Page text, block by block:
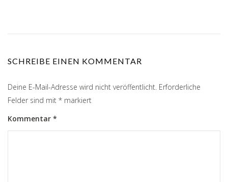
SCHREIBE EINEN KOMMENTAR
Deine E-Mail-Adresse wird nicht veröffentlicht. Erforderliche
Felder sind mit * markiert
Kommentar *